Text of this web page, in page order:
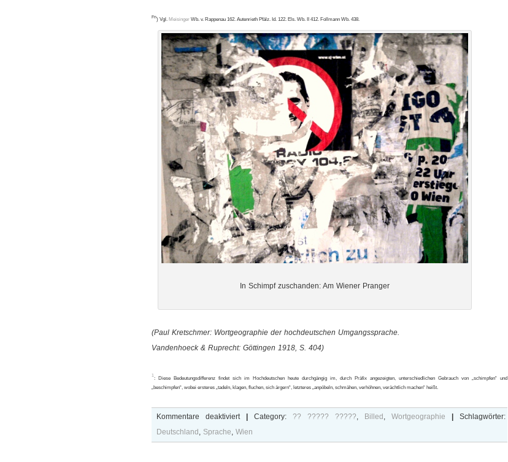
Fn) Vgl. Meisinger Wb. v. Rappenau 162. Autenrieth Pfälz. Id. 122. Els. Wb. II 412. Follmann Wb. 438.
In Schimpf zuschanden: Am Wiener Pranger
(Paul Kretschmer: Wortgeographie der hochdeutschen Umgangssprache.
Vandenhoeck & Ruprecht: Göttingen 1918, S. 404)
1: Diese Bedeutungsdifferenz findet sich im Hochdeutschen heute durchgängig im, durch Präfix angezeigten, unterschiedlichen Gebrauch von „schimpfen“ und
„beschimpfen“, wobei ersteres „tadeln, klagen, fluchen, sich ärgern“, letzteres „anpöbeln, schmähen, verhöhnen, verächtlich machen“ heißt.
Kommentare deaktiviertfür
[schelten]
Category: ?? ????? ?????, Billed , Wortgeographie
Schlagwörter:
Deutschland , Sprache, Wien